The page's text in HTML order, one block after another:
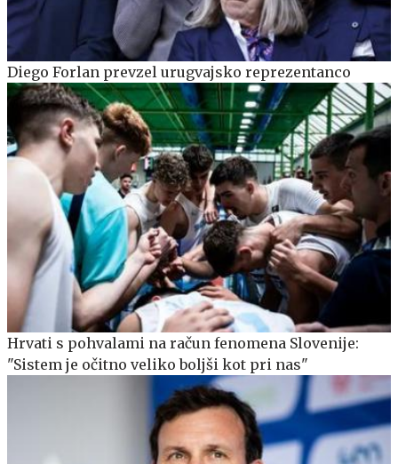
Diego Forlan prevzel urugvajsko reprezentanco
Hrvati s pohvalami na račun fenomena Slovenije:
"Sistem je očitno veliko boljši kot pri nas"